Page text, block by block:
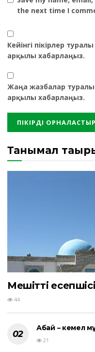
the next time I
Кейінгі пікірлер
арқылы хабарлаңыз.
Жаңа жазбалар
арқылы хабарлаңыз.
Танымал
Мешіттің есепшісі
44
Абай – кемел
21